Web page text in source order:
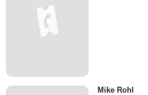
Mike Rohl